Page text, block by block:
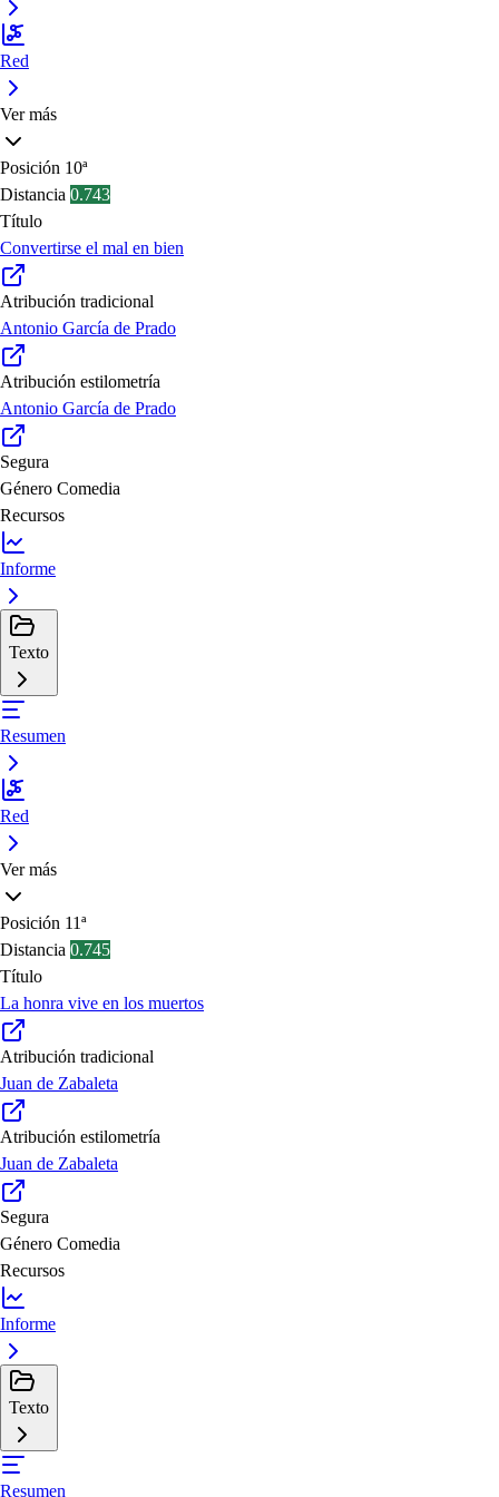
Red
Ver más
Posición 10ª
Distancia 0.743
Título
Convertirse el mal en bien
Atribución tradicional
Antonio García de Prado
Atribución estilometría
Antonio García de Prado
Segura
Género Comedia
Recursos
Informe
Texto
Resumen
Red
Ver más
Posición 11ª
Distancia 0.745
Título
La honra vive en los muertos
Atribución tradicional
Juan de Zabaleta
Atribución estilometría
Juan de Zabaleta
Segura
Género Comedia
Recursos
Informe
Texto
Resumen